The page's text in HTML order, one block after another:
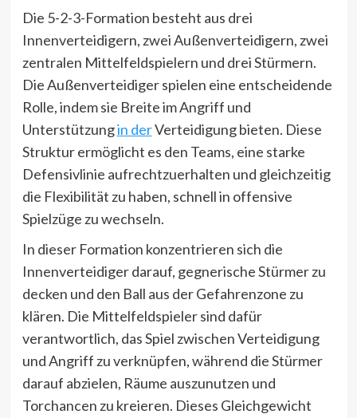
Die 5-2-3-Formation besteht aus drei
Innenverteidigern, zwei Außenverteidigern, zwei
zentralen Mittelfeldspielern und drei Stürmern.
Die Außenverteidiger spielen eine entscheidende
Rolle, indem sie Breite im Angriff und
Unterstützungin derVerteidigung bieten. Diese
Struktur ermöglicht es den Teams, eine starke
Defensivlinie aufrechtzuerhalten und gleichzeitig
die Flexibilität zu haben, schnell in offensive
Spielzüge zu wechseln.
In dieser Formation konzentrieren sich die
Innenverteidiger darauf, gegnerische Stürmer zu
decken und den Ball aus der Gefahrenzone zu
klären. Die Mittelfeldspieler sind dafür
verantwortlich, das Spiel zwischen Verteidigung
und Angriff zu verknüpfen, während die Stürmer
darauf abzielen, Räume auszunutzen und
Torchancen zu kreieren. Dieses Gleichgewicht